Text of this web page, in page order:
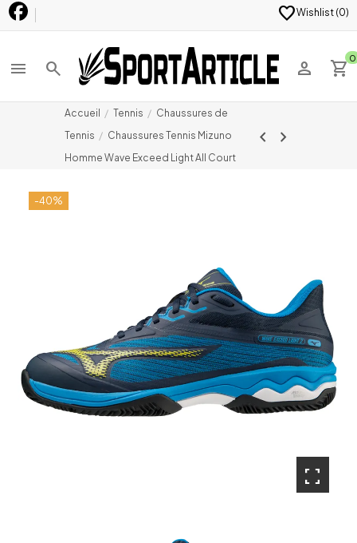
favoriteWishlist (0)
menu search person shopping_cart0
Accueil Tennis
Chaussures de
Tennis
Chaussures Tennis Mizuno
Homme Wave Exceed Light All Court
chevron_left chevron_right
-40%
fullscreen
fullscreen
fullscreen
fullscreen
fullscreen